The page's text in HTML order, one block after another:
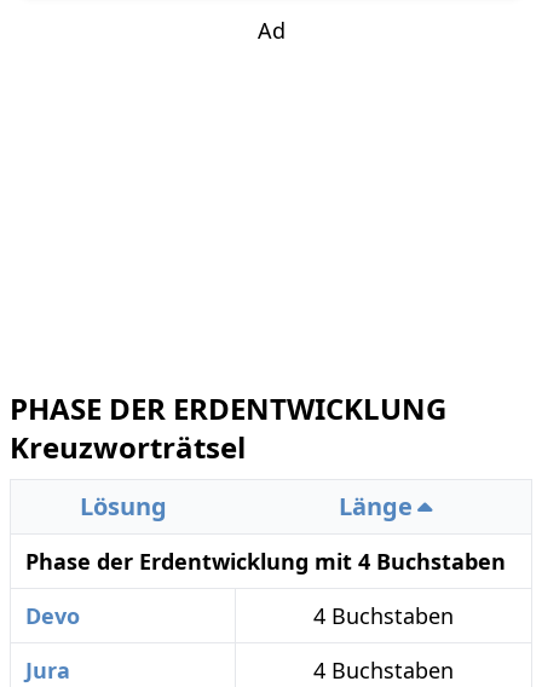
Ad
PHASE DER ERDENTWICKLUNG
Kreuzworträtsel
Lösung Länge
Phase der Erdentwicklung mit 4 Buchstaben
Devo
4 Buchstaben
Jura
4 Buchstaben